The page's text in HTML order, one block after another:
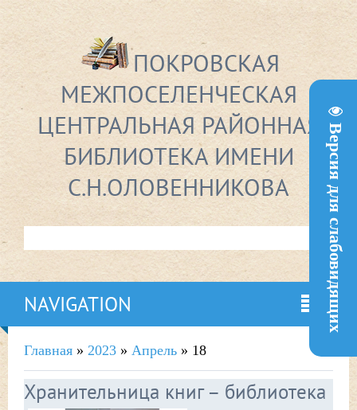
Версия для слабовидящих
ПОКРОВСКАЯ
МЕЖПОСЕЛЕНЧЕСКАЯ
ЦЕНТРАЛЬНАЯ РАЙОННАЯ
БИБЛИОТЕКА ИМЕНИ
С.Н.ОЛОВЕННИКОВА
NAVIGATION
Главная » 2023 » Апрель » 18
Хранительница книг – библиотека